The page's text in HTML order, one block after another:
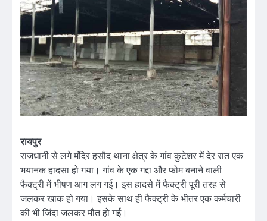
रायपुर
राजधानी से लगे मंदिर हसौद थाना क्षेत्र के गांव कुटेशर में देर रात एक
भयानक हादसा हो गया। गांव के एक गद्दा और फोम बनाने वाली
फैक्ट्री में भीषण आग लग गई। इस हादसे में फैक्ट्री पूरी तरह से
जलकर खाक हो गया। इसके साथ ही फैक्ट्री के भीतर एक कर्मचारी
की भी जिंदा जलकर मौत हो गई।